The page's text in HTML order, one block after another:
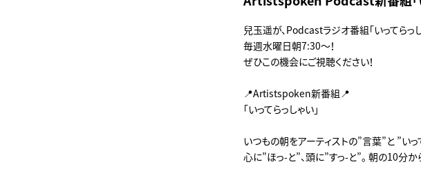
兒玉遥が、Podcastラジオ番組「いってらっ
毎週水曜日朝7:30～！
ぜひこの機会にご視聴ください！
📍Artistspoken新番組📍
「いってらっしゃい」
いつもの朝をアーティストの”言葉”と ”いっ
心に”ほっ-と”、頭に”すっ-と”。 朝の10分